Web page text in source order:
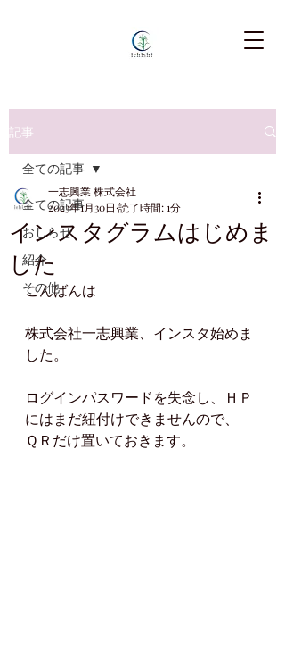
記事
全ての記事
おしらせ
紹介
その他
全ての記事
インスタグラムはじめま
した
一志興業 株式会社
2023年1月30日 読了時間: 1分
こんばんは
株式会社一志興業、インスタ始めま
した。
ログインパスワードを失念し、ＨＰ
にはまだ紐付けできませんので、
ＱＲだけ置いておきます。